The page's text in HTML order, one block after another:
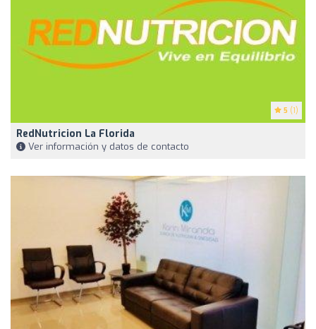
5 (1)
RedNutricion La Florida
Ver información y datos de contacto